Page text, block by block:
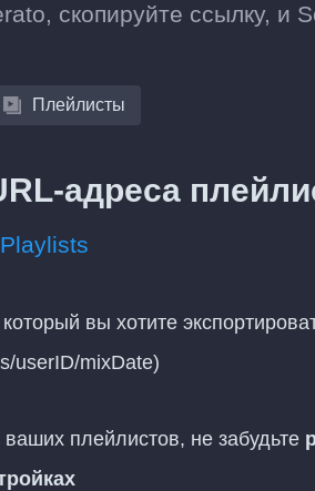
скопируйте ссылку, и
Плейлисты
адреса
вы хотите
userID/mixDate)
плейлистов, не забудьте